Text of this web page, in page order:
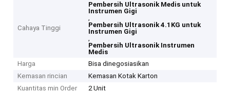
Cahaya Tinggi
Pembersih Ultrasonik Medis untuk
Instrumen Gigi
,
Pembersih Ultrasonik 4.1KG untuk
Instrumen Gigi
,
Pembersih Ultrasonik Instrumen
Medis
Harga
Bisa dinegosiasikan
Kemasan rincian
Kemasan Kotak Karton
Kuantitas min Order
2 Unit